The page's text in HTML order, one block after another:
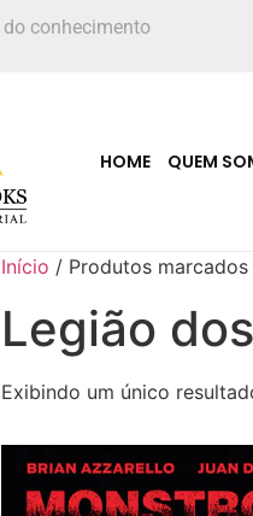
do conhecimento
HOME QUEM
Início / Produtos
Legião
Exibindo um único